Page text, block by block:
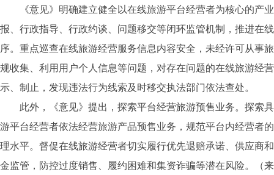
《意见》明确建立健全以在线旅游平台经营者为核心的产
报、行政指导、行政约谈、问题移交等闭环监管机制，推进在
序。重点巡查在线旅游经营服务信息内容安全，未经许可从事
规收集、利用用户个人信息等问题，对存在问题的在线旅游经
示、制止，发现违法行为线索及时移交执法部门依法查处。
此外，《意见》提出，探索平台经营旅游预售业务。探索
游平台经营者依法经营旅游产品预售业务，规范平台内经营者
理水平。督促在线旅游经营者切实履行优先退赔承诺、供应商
金监管，防控过度销售、履约困难和集资诈骗等潜在风险。（